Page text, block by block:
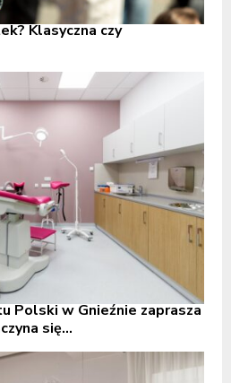
Klasyczna czy
Polski w Gnieźnie zaprasza
się...